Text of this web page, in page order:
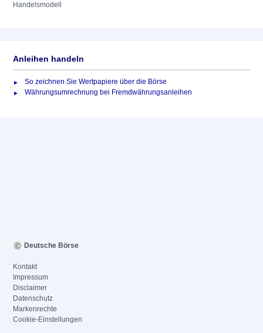
Handelsmodell
Anleihen handeln
So zeichnen Sie Wertpapiere über die Börse
Währungsumrechnung bei Fremdwährungsanleihen
Deutsche Börse
Kontakt
Impressum
Disclaimer
Datenschutz
Markenrechte
Cookie-Einstellungen